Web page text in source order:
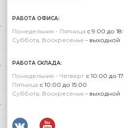
РАБОТА ОФИСА:
Понедельник - Пятница с 9:00 до
Суббота, Воскресенье - выходной
РАБОТА СКЛАДА:
Понедельник - Четверг с 10:00 до
Пятница с 10:00 до 15:00
Суббота, Воскресенье - выходной